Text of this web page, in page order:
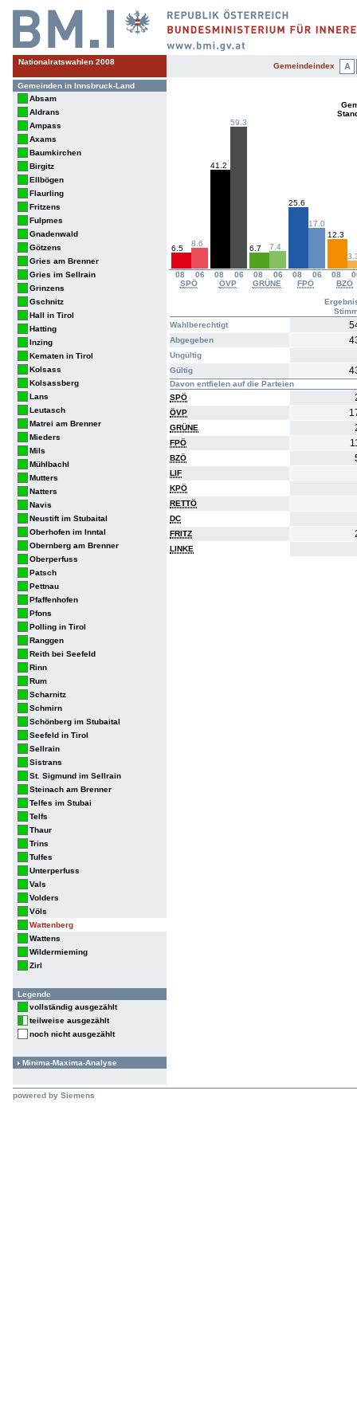
Nationalratswahlen 2008 Gemeindeindex A
Gemeinden in Innsbruck-Land
Absam
Aldrans
Ampass
Axams
Baumkirchen
Birgitz
Ellbögen
Flaurling
Fritzens
Fulpmes
Gnadenwald
Götzens
Gries am Brenner
Gries im Sellrain
Grinzens
Gschnitz
Hall in Tirol
Hatting
Inzing
Kematen in Tirol
Kolsass
Kolsassberg
Lans
Leutasch
Matrei am Brenner
Mieders
Mils
Mühlbachl
Mutters
Natters
Navis
Neustift im Stubaital
Oberhofen im Inntal
Obernberg am Brenner
Oberperfuss
Patsch
Pettnau
Pfaffenhofen
Pfons
Polling in Tirol
Ranggen
Reith bei Seefeld
Rinn
Rum
Scharnitz
Schmirn
Schönberg im Stubaital
Seefeld in Tirol
Sellrain
Sistrans
St. Sigmund im Sellrain
Steinach am Brenner
Telfes im Stubai
Telfs
Thaur
Trins
Tulfes
Unterperfuss
Vals
Volders
Völs
Wattenberg
Wattens
Wildermieming
Zirl
Legende
vollständig ausgezählt
teilweise ausgezählt
noch nicht ausgezählt
Minima-Maxima-Analyse
08 06 08 06 08 06 08 06 08
SPÖ
ÖVP GRÜNE FPÖ BZÖ
6.5
8.6
41.2
59.3
6.7 7.4
25.6
17.0
12.3
Wahlberechtigt
Abgegeben
Ungültig
Gültig
Davon entfielen auf die Parteien
SPÖ
ÖVP
GRÜNE
FPÖ
BZÖ
LIF
KPÖ
RETTÖ
DC
FRITZ
LINKE
powered by Siemens